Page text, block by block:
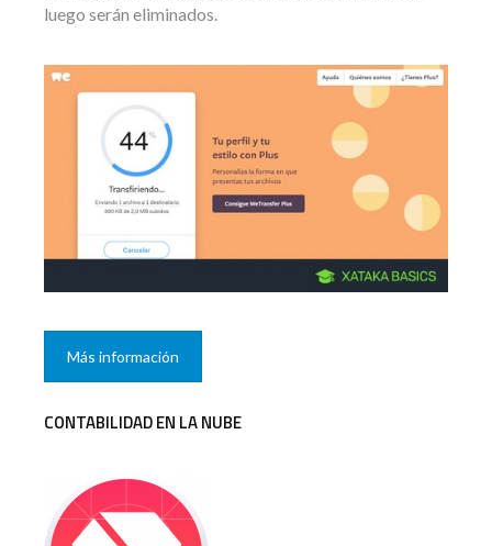
luego serán eliminados.
Más información
CONTABILIDAD EN LA NUBE